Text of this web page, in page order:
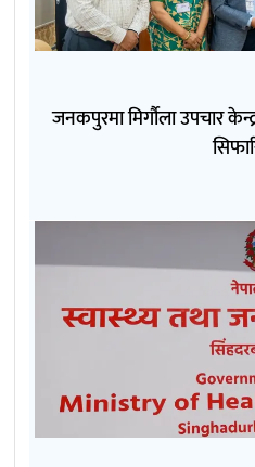
जनकपुरमा मिर्गौला उपचार